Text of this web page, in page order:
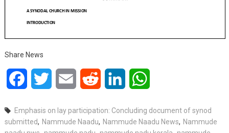
Share News
FacebookTwitter Email Reddit LinkedIn
Emphasis on lay participation: Concluding document of synod
submitted, Nammude Naadu, Nammude Naadu News, Nammude